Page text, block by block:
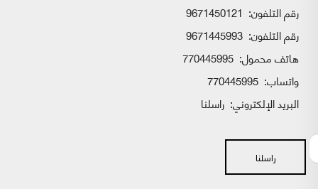
رقم التلفون: 9671450121
رقم التلفون: 9671445993
هاتف محمول: 770445995
واتساب:
البريد الإلكتروني: راسلنا
راسلنا